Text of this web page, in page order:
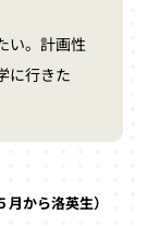
い。計画性
に行きた
から洛英生）